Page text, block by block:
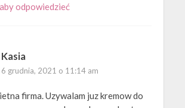
odpowiedzieć
Kasia
6 grudnia, 2021 o 11:14 am
firma. Uzywalam juz kremow do